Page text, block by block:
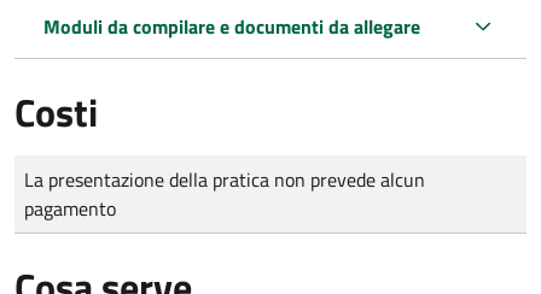
Moduli da compilare e documenti da allegare
Costi
Tipo di pagamento
Importo
La presentazione della pratica non prevede alcun
pagamento